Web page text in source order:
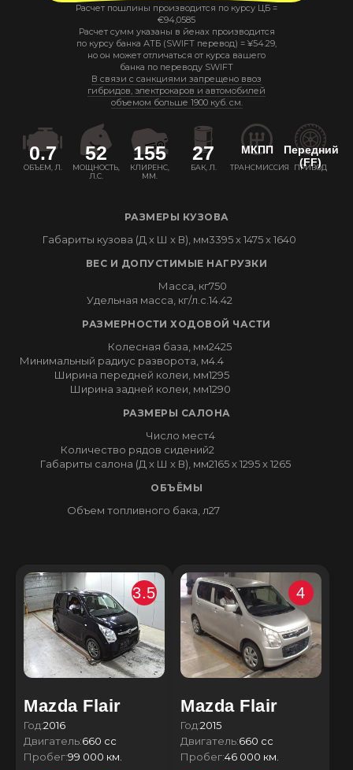
ОБЪЕМ, Л.
0.7
МОЩНОСТЬ,
Л.С.
52
КЛИРЕНС,
ММ.
155
БАК, Л.
27
ТРАНСМИССИЯ
МКПП
ПРИВОД
Передний
(FF)
РАЗМЕРЫ КУЗОВА
Габариты кузова (Д x Ш x В), мм3395 x 1475 x 1640
ВЕС И ДОПУСТИМЫЕ НАГРУЗКИ
Масса, кг750
Удельная масса, кг/л.с. 14.42
РАЗМЕРНОСТИ ХОДОВОЙ ЧАСТИ
Колесная база, мм2425
Минимальный радиус разворота, м4.4
Ширина передней колеи, мм1295
Ширина задней колеи, мм1290
РАЗМЕРЫ САЛОНА
Число мест4
Количество рядов сидений2
Габариты салона (Д x Ш x В), мм2165 x 1295 x 1265
ОБЪЁМЫ
Объем топливного бака, л27
Расчет пошлины производится по курсу ЦБ =
€94,0585
Расчет сумм указаны в йенах производится
по курсу банка АТБ (SWIFT перевод) = ¥54.29,
но он может отличаться от курса вашего
банка по переводу SWIFT
В связи с санкциями запрещено ввоз
гибридов, электрокаров и автомобилей
объемом больше 1900 куб. см.
Mazda Flair
3.5
Год:2016
Двигатель:660 сс
Пробег:99 000 км.
Mazda Flair
4
Год:2015
Двигатель:660 сс
Пробег:46 000 км.